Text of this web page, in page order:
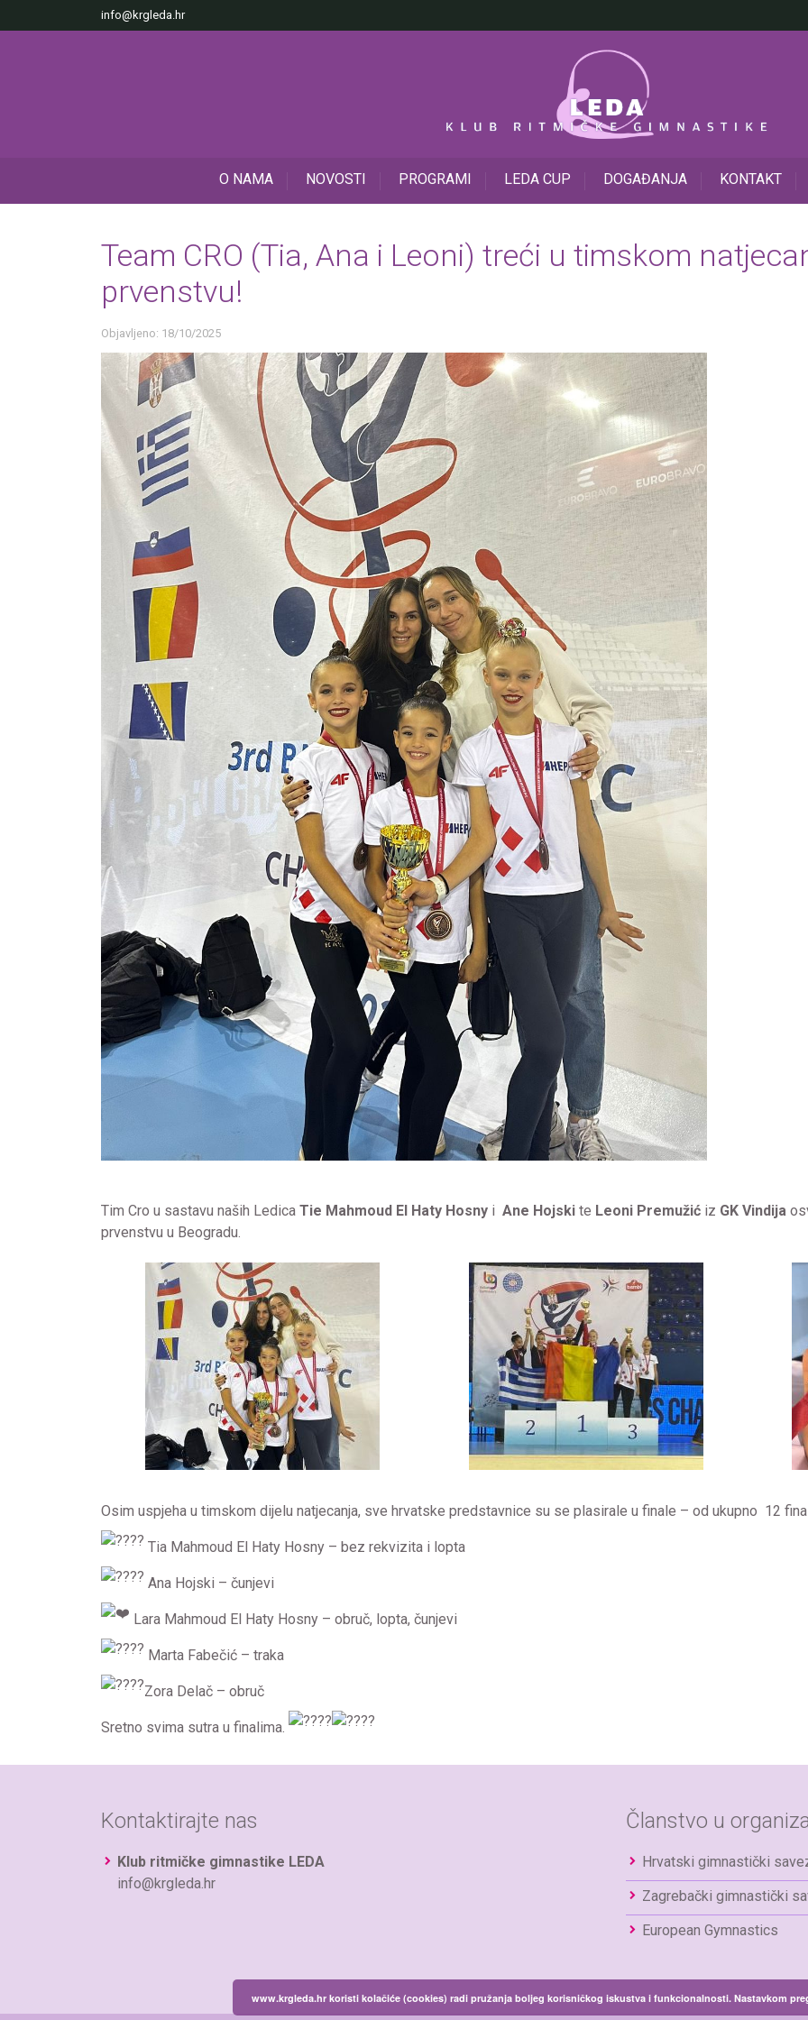
info@krgleda.hr
O NAMA NOVOSTI PROGRAMI LEDA CUP DOGAĐANJA KONTAKT
Team CRO (Tia, Ana i Leoni) treći u timskom
prvenstvu!
Objavljeno: 18/10/2025
Tim Cro u sastavu naših Ledica Tie Mahmoud El Haty Hosny i Ane Hojski te Leoni Premužić iz GK Vindija
prvenstvu u Beogradu.
Osim uspjeha u timskom dijelu natjecanja, sve hrvatske predstavnice su se plasirale u finale – od ukupno 12
Tia Mahmoud El Haty Hosny – bez rekvizita i lopta
Ana Hojski – čunjevi
Lara Mahmoud El Haty Hosny – obruč, lopta, čunjevi
Marta Fabečić – traka
Zora Delač – obruč
Sretno svima sutra u finalima.
Kontaktirajte nas
Klub ritmičke gimnastike LEDA
info@krgleda.hr
Članstvo u
Hrvatski gimnastički
Zagrebački gimnastički
European Gymnastics
www.krgleda.hr koristi kolačiće (cookies) radi pružanja boljeg korisničkog iskustva i funkcionalnosti. Nastavkom